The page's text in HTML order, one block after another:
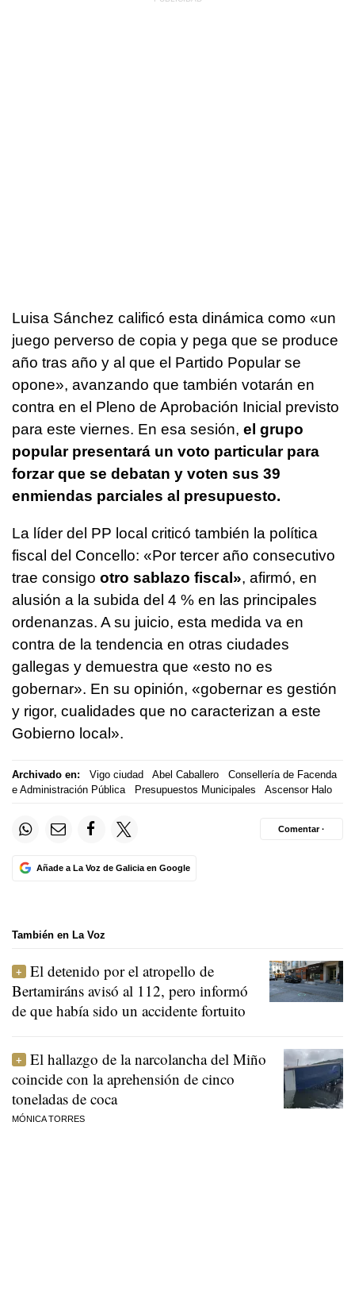
Luisa Sánchez calificó esta dinámica como «un
juego perverso de copia y pega que se produce
año tras año y al que el Partido Popular se
opone», avanzando que también votarán en
contra en el Pleno de Aprobación Inicial previsto
para este viernes. En esa sesión, el grupo
popular presentará un voto particular para
forzar que se debatan y voten sus 39
enmiendas parciales al presupuesto.
La líder del PP local criticó también la política
fiscal del Concello: «Por tercer año consecutivo
trae consigo otro sablazo fiscal», afirmó, en
alusión a la subida del 4 % en las principales
ordenanzas. A su juicio, esta medida va en
contra de la tendencia en otras ciudades
gallegas y demuestra que «esto no es
gobernar». En su opinión, «gobernar es gestión
y rigor, cualidades que no caracterizan a este
Gobierno local».
Archivado en: Vigo ciudad Abel Caballero
Consellería de Facenda
e Administración Pública
Presupuestos Municipales Ascensor Halo
Añade a La Voz de Galicia en Google
Comentar ·
También en La Voz
El detenido por el atropello de
Bertamiráns avisó al 112, pero informó
de que había sido un accidente fortuito
El hallazgo de la narcolancha del Miño
coincide con la aprehensión de cinco
toneladas de coca
MÓNICA TORRES